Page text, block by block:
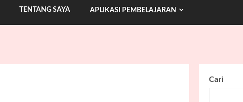
TENTANG SAYA APLIKASI PEMBELAJARAN
Cari